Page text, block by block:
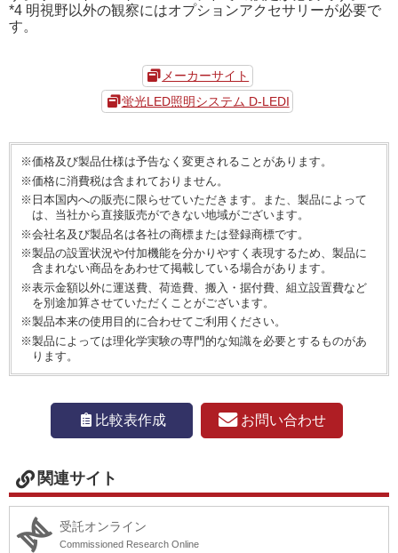
*4 明視野以外の観察にはオプションアクセサリーが必要で
す。
メーカーサイト
蛍光LED照明システム D-LEDI
※価格及び製品仕様は予告なく変更されることがあります。
※価格に消費税は含まれておりません。
※日本国内への販売に限らせていただきます。また、製品によって
は、当社から直接販売ができない地域がございます。
※会社名及び製品名は各社の商標または登録商標です。
※製品の設置状況や付加機能を分かりやすく表現するため、製品に
含まれない商品をあわせて掲載している場合があります。
※表示金額以外に運送費、荷造費、搬入・据付費、組立設置費など
を別途加算させていただくことがございます。
※製品本来の使用目的に合わせてご利用ください。
※製品によっては理化学実験の専門的な知識を必要とするものがあ
ります。
比較表作成 お問い合わせ
関連サイト
受託オンライン
Commissioned Research Online